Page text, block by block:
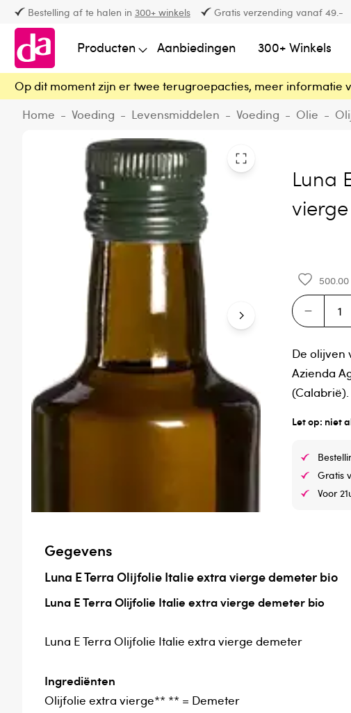
Bestelling af te halen in 300+ winkels Gratis verzending vanaf 49.-
Producten Aanbiedingen 300+ Winkels
Op dit moment zijn er twee terugroepacties, meer informatie
Home - Voeding - Levensmiddelen - Voeding - Olie -
Luna
500.00
De olijven
Azienda
(Calabrië).
Let op: niet
Gratis
Voor
Gegevens
Luna E Terra Olijfolie Italie extra vierge demeter bio
Luna E Terra Olijfolie Italie extra vierge demeter bio
Luna E Terra Olijfolie Italie extra vierge demeter
Ingrediënten
Olijfolie extra vierge** ** = Demeter